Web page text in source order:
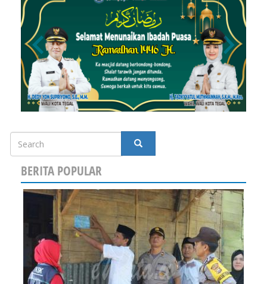
Search
SEARCH
BERITA POPULAR